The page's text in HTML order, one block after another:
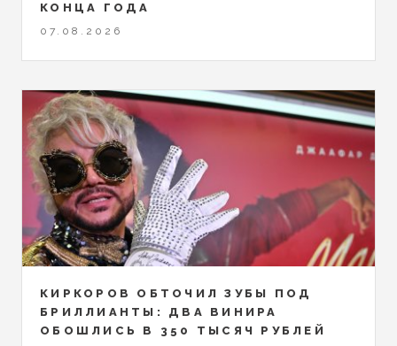
КОНЦА ГОДА
07.08.2026
КИРКОРОВ ОБТОЧИЛ ЗУБЫ ПОД
БРИЛЛИАНТЫ: ДВА ВИНИРА
ОБОШЛИСЬ В 350 ТЫСЯЧ РУБЛЕЙ